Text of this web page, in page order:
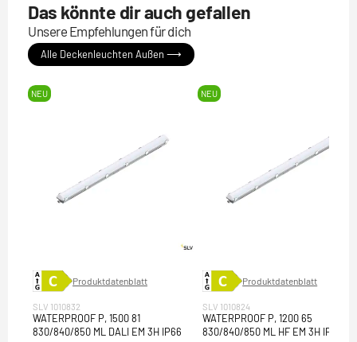
Das könnte dir auch gefallen
Unsere Empfehlungen für dich
Alle Deckenleuchten Außen ⟶
NEU
Produktdatenblatt
SLV 1010832
WATERPROOF P, 1500 81
830/840/850 ML DALI EM 3H IP66
NEU
Produktdatenblatt
SLV 1010824
WATERPROOF P, 1200 65
830/840/850 ML HF EM 3H IP66